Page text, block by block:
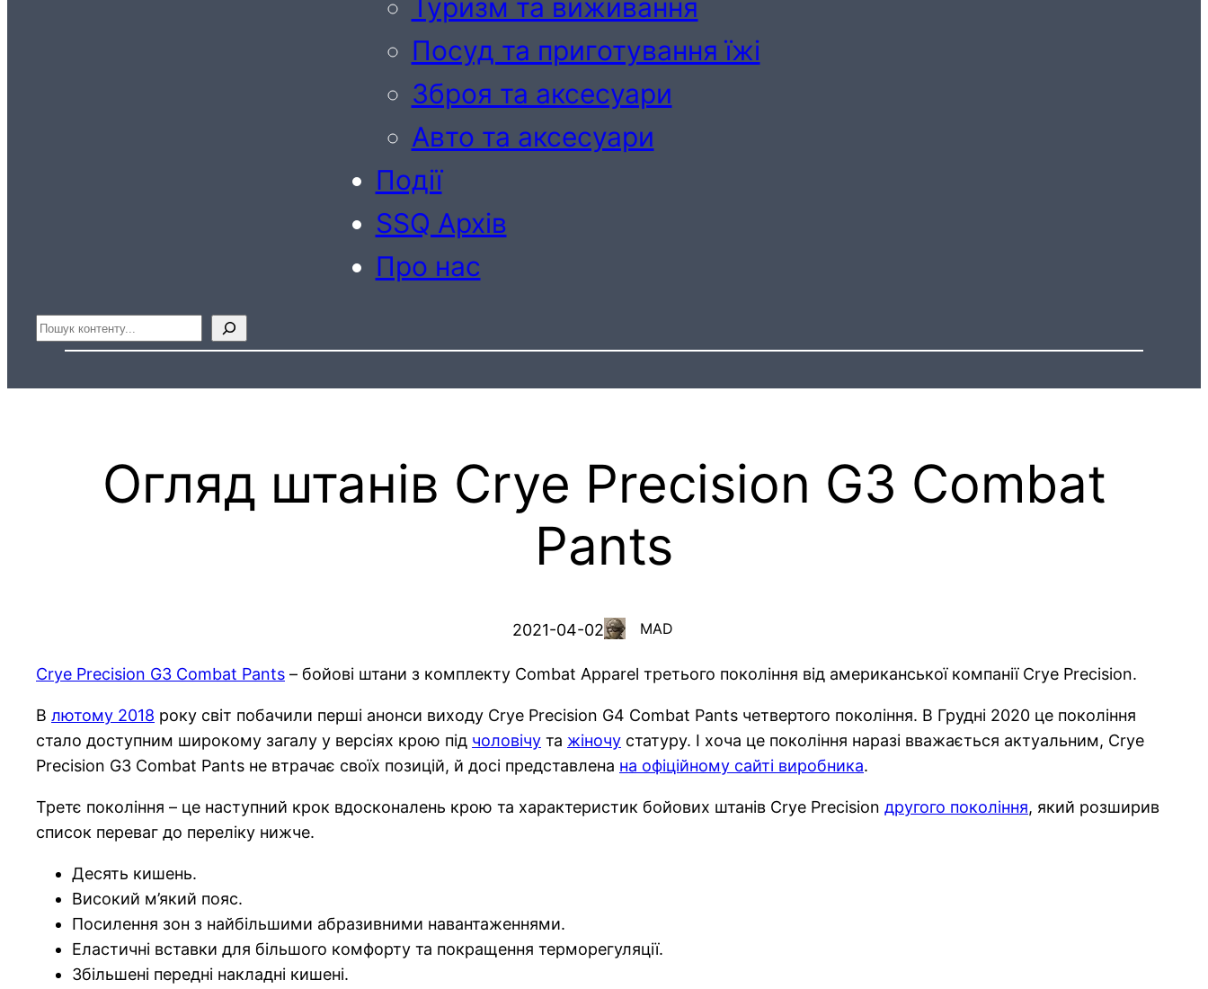
Туризм та виживання
Посуд та приготування їжі
Зброя та аксесуари
Авто та аксесуари
Події
SSQ Архів
Про нас
Пошук
Огляд штанів Crye Precision G3 Combat
Pants
2021-04-02 MAD
Crye Precision G3 Combat Pants – бойові штани з комплекту Combat Apparel третього покоління від американської компанії Crye Precision.
В лютому 2018 року світ побачили перші анонси виходу Crye Precision G4 Combat Pants четвертого покоління. В Грудні 2020 це покоління
стало доступним широкому загалу у версіях крою під чоловічу та жіночу статуру. І хоча це покоління наразі вважається актуальним, Crye
Precision G3 Combat Pants не втрачає своїх позицій, й досі представлена на офіційному сайті виробника.
Третє покоління – це наступний крок вдосконалень крою та характеристик бойових штанів Crye Precision другого покоління, який розширив
список переваг до переліку нижче.
Десять кишень.
Високий м’який пояс.
Посилення зон з найбільшими абразивними навантаженнями.
Еластичні вставки для більшого комфорту та покращення терморегуляції.
Збільшені передні накладні кишені.